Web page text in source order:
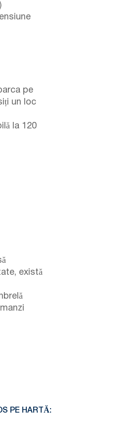
pe
un loc
la 120
există
PE HARTĂ: